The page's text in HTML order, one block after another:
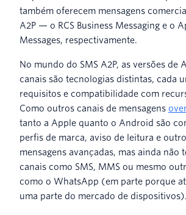
também oferecem mensagens
A2P — o RCS Business Messaging e o
Messages, respectivamente.
No mundo do SMS A2P, as versões de
canais são tecnologias distintas, cada
requisitos e compatibilidade com
Como outros canais de mensagens
tanto a Apple quanto o Android são
perfis de marca, aviso de leitura e
mensagens avançadas, mas ainda não
canais como SMS, MMS ou mesmo
como o WhatsApp (em parte porque
uma parte do mercado de dispositivos).